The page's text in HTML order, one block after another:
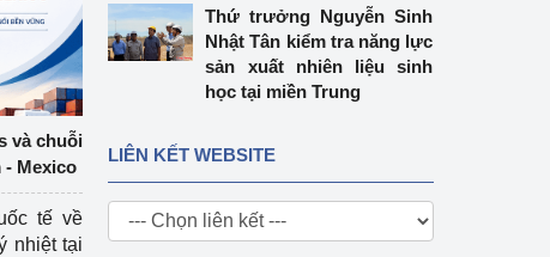
và chuỗi
- Mexico
tế về
nhiệt tại
Thứ trưởng Nguyễn Sinh
Nhật Tân kiểm tra năng lực
sản xuất nhiên liệu sinh
học tại miền Trung
LIÊN KẾT WEBSITE